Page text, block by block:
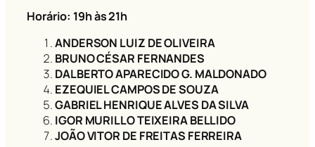
Horário: 19h às 21h
ANDERSON LUIZ DE OLIVEIRA
BRUNO CÉSAR FERNANDES
DALBERTO APARECIDO G. MALDONADO
EZEQUIEL CAMPOS DE SOUZA
GABRIEL HENRIQUE ALVES DA SILVA
IGOR MURILLO TEIXEIRA BELLIDO
JOÃO VITOR DE FREITAS FERREIRA